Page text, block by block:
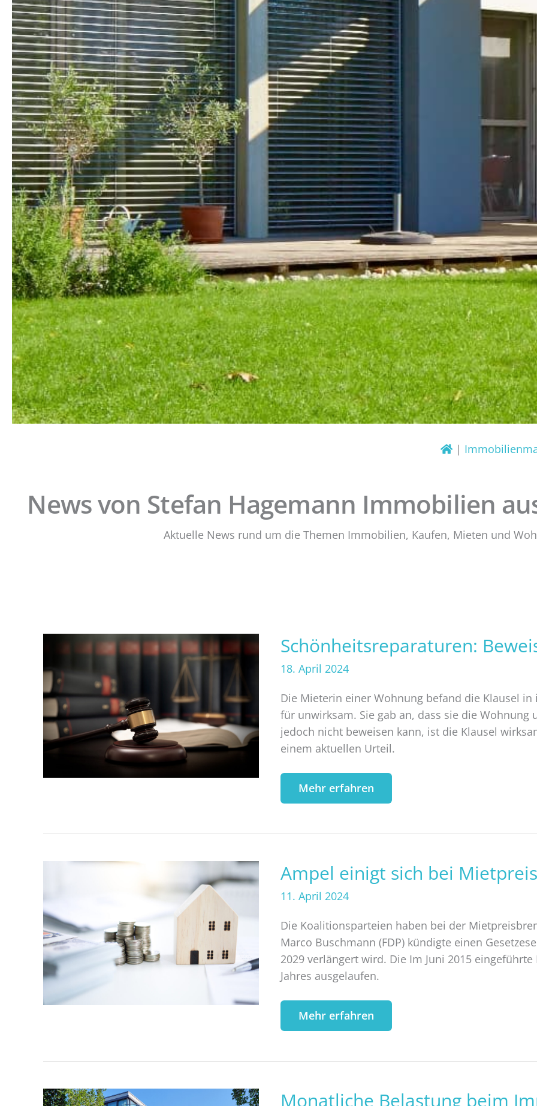
News von Stefan Hagemann Immobilien
Aktuelle News rund um die Themen Immobilien, Kaufen, Mieten und
Schönheitsreparaturen:
18. April 2024
Die Mieterin einer Wohnung befand die Klausel
für unwirksam. Sie gab an, dass sie die
jedoch nicht beweisen kann, ist die Klausel
einem aktuellen Urteil.
Schönheitsreparaturen:
Beweislast
liegt
Mieter
Mehr erfahren
Ampel einigt sich bei
11. April 2024
Die Koalitionsparteien haben bei der
Marco Buschmann (FDP) kündigte einen
2029 verlängert wird. Die Im Juni 2015
Jahres ausgelaufen.
Ampel
einigt
sich
Mietpreisbremse
Mehr erfahren
Monatliche Belastung beim
Monatliche